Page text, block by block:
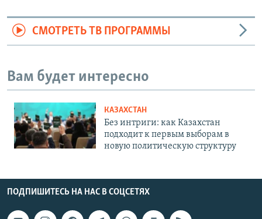
СМОТРЕТЬ ТВ ПРОГРАММЫ
Вам будет интересно
КАЗАХСТАН
Без интриги: как Казахстан
подходит к первым выборам в
новую политическую структуру
ПОДПИШИТЕСЬ НА НАС В СОЦСЕТЯХ